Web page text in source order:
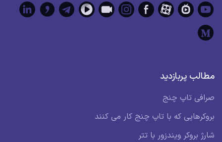
مطالب پربازدید
صرافی تاپ چنج
بروکرهایی که با تاپ چنج کار می کنند
شارژ بروکر ویندزور با تتر